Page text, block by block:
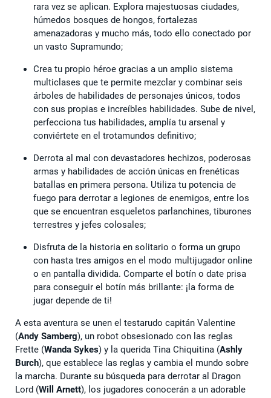
rara vez se aplican. Explora majestuosas ciudades,
húmedos bosques de hongos, fortalezas
amenazadoras y mucho más, todo ello conectado por
un vasto Supramundo;
Crea tu propio héroe gracias a un amplio sistema
multiclases que te permite mezclar y combinar seis
árboles de habilidades de personajes únicos, todos
con sus propias e increíbles habilidades. Sube de nivel,
perfecciona tus habilidades, amplía tu arsenal y
conviértete en el trotamundos definitivo;
Derrota al mal con devastadores hechizos, poderosas
armas y habilidades de acción únicas en frenéticas
batallas en primera persona. Utiliza tu potencia de
fuego para derrotar a legiones de enemigos, entre los
que se encuentran esqueletos parlanchines, tiburones
terrestres y jefes colosales;
Disfruta de la historia en solitario o forma un grupo
con hasta tres amigos en el modo multijugador online
o en pantalla dividida. Comparte el botín o date prisa
para conseguir el botín más brillante: ¡la forma de
jugar depende de ti!
A esta aventura se unen el testarudo capitán Valentine
(Andy Samberg), un robot obsesionado con las reglas
Frette (Wanda Sykes) y la querida Tina Chiquitina (Ashly
Burch), que establece las reglas y cambia el mundo sobre
la marcha. Durante su búsqueda para derrotar al Dragon
Lord (Will Arnett), los jugadores conocerán a un adorable